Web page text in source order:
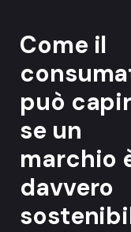
Come il
può
se un
marchio
davvero